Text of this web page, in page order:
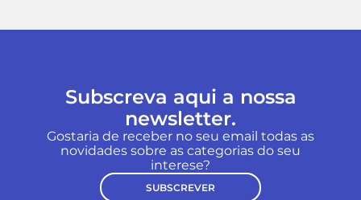
Subscreva aqui a nossa
newsletter.
Gostaria de receber no seu email todas as
novidades sobre as categorias do seu
interese?
SUBSCREVER